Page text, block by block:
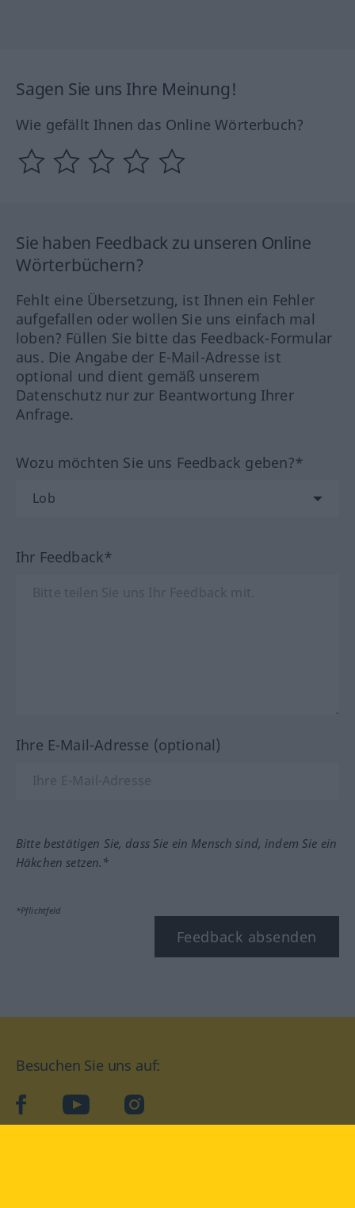
Sagen Sie uns Ihre Meinung!
Wie gefällt Ihnen das Online Wörterbuch?
Sie haben Feedback zu unseren Online
Wörterbüchern?
Fehlt eine Übersetzung, ist Ihnen ein Fehler
aufgefallen oder wollen Sie uns einfach mal
loben? Füllen Sie bitte das Feedback-Formular
aus. Die Angabe der E-Mail-Adresse ist
optional und dient gemäß unserem
Datenschutz nur zur Beantwortung Ihrer
Anfrage.
Wozu möchten Sie uns Feedback geben?*
Ihr Feedback*
Ihre E-Mail-Adresse (optional)
Bitte bestätigen Sie, dass Sie ein Mensch sind, indem Sie ein
Häkchen setzen.*
*Pflichtfeld
Feedback absenden
Besuchen Sie uns auf:
facebookYouTube Instagram